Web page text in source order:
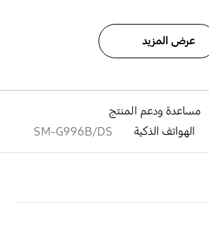
عرض المزيد
مساعدة ودعم المنتج
الهواتف الذكية SM-G996B/DS